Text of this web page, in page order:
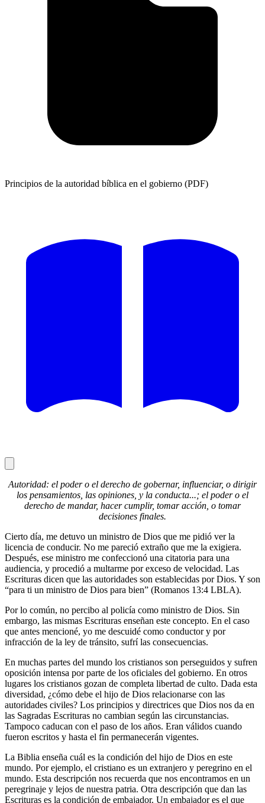
Principios de la autoridad bíblica en el gobierno (PDF)
Autoridad: el poder o el derecho de gobernar, influenciar, o dirigir
los pensamientos, las opiniones, y la conducta...; el poder o el
derecho de mandar, hacer cumplir, tomar acción, o tomar
decisiones finales.
Cierto día, me detuvo un ministro de Dios que me pidió ver la
licencia de conducir. No me pareció extraño que me la exigiera.
Después, ese ministro me confeccionó una citatoria para una
audiencia, y procedió a multarme por exceso de velocidad. Las
Escrituras dicen que las autoridades son establecidas por Dios. Y son
“para ti un ministro de Dios para bien” (Romanos 13:4 LBLA).
Por lo común, no percibo al policía como ministro de Dios. Sin
embargo, las mismas Escrituras enseñan este concepto. En el caso
que antes mencioné, yo me descuidé como conductor y por
infracción de la ley de tránsito, sufrí las consecuencias.
En muchas partes del mundo los cristianos son perseguidos y sufren
oposición intensa por parte de los oficiales del gobierno. En otros
lugares los cristianos gozan de completa libertad de culto. Dada esta
diversidad, ¿cómo debe el hijo de Dios relacionarse con las
autoridades civiles? Los principios y directrices que Dios nos da en
las Sagradas Escrituras no cambian según las circunstancias.
Tampoco caducan con el paso de los años. Eran válidos cuando
fueron escritos y hasta el fin permanecerán vigentes.
La Biblia enseña cuál es la condición del hijo de Dios en este
mundo. Por ejemplo, el cristiano es un extranjero y peregrino en el
mundo. Esta descripción nos recuerda que nos encontramos en un
peregrinaje y lejos de nuestra patria. Otra descripción que dan las
Escrituras es la condición de embajador. Un embajador es el que